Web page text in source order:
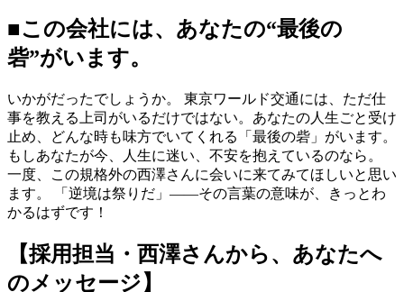
■この会社には、あなたの“最後の
砦”がいます。
いかがだったでしょうか。 東京ワールド交通には、ただ仕
事を教える上司がいるだけではない。あなたの人生ごと受け
止め、どんな時も味方でいてくれる「最後の砦」がいます。
もしあなたが今、人生に迷い、不安を抱えているのなら。
一度、この規格外の西澤さんに会いに来てみてほしいと思い
ます。 「逆境は祭りだ」――その言葉の意味が、きっとわ
かるはずです！
【採用担当・西澤さんから、あなたへ
のメッセージ】